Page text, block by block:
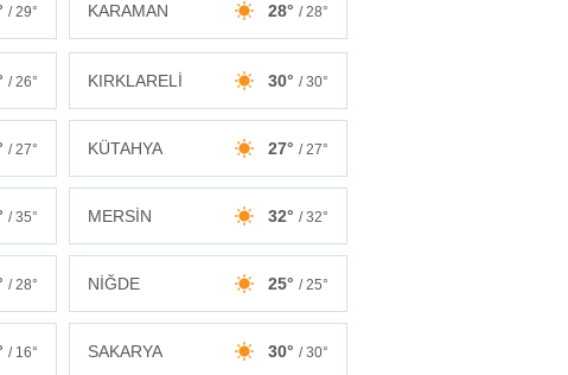
/ 29° KARAMAN 28° / 28°
/ 26° KIRKLARELİ 30° / 30°
/ 27° KÜTAHYA 27° / 27°
/ 35° MERSİN 32° / 32°
/ 28° NİĞDE 25° / 25°
/ 16° SAKARYA 30° / 30°